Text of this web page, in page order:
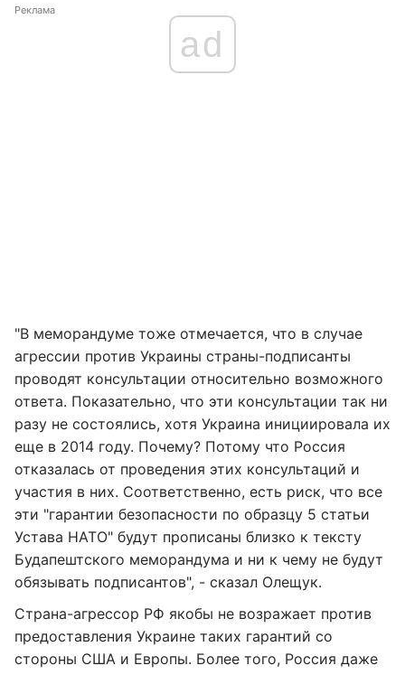
Реклама
ad
"В меморандуме тоже отмечается, что в случае
агрессии против Украины страны-подписанты
проводят консультации относительно возможного
ответа. Показательно, что эти консультации так ни
разу не состоялись, хотя Украина инициировала их
еще в 2014 году. Почему? Потому что Россия
отказалась от проведения этих консультаций и
участия в них. Соответственно, есть риск, что все
эти "гарантии безопасности по образцу 5 статьи
Устава НАТО" будут прописаны близко к тексту
Будапештского меморандума и ни к чему не будут
обязывать подписантов", - сказал Олещук.
Страна-агрессор РФ якобы не возражает против
предоставления Украине таких гарантий со
стороны США и Европы. Более того, Россия даже